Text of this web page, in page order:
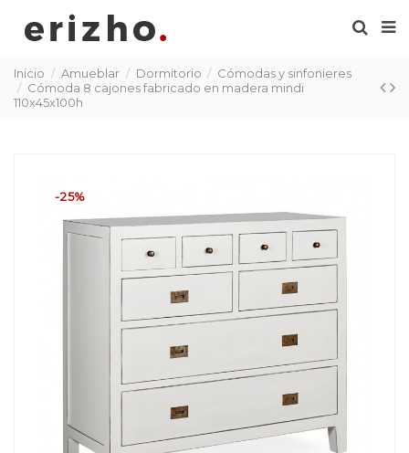
Inicio Amueblar Dormitorio
Cómodas y sinfonieres
Cómoda 8 cajones fabricado en madera mindi
110x45x100h
-25%